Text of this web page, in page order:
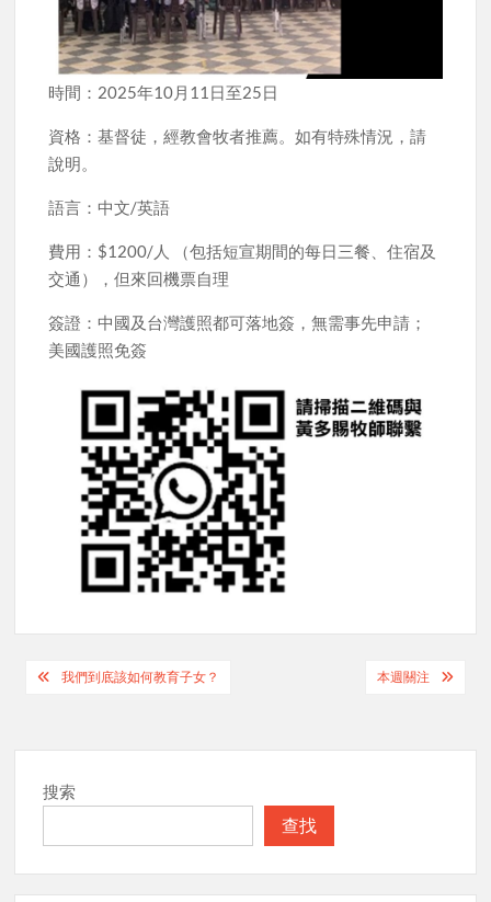
時間：2025年10月11日至25日
資格：基督徒，經教會牧者推薦。如有特殊情況，請
說明。
語言：中文/英語
費用：$1200/人 （包括短宣期間的每日三餐、住宿及
交通），但來回機票自理
簽證：中國及台灣護照都可落地簽，無需事先申請；
美國護照免簽
Post我們到底該如何教育子女？ 本週關注
搜索
查找